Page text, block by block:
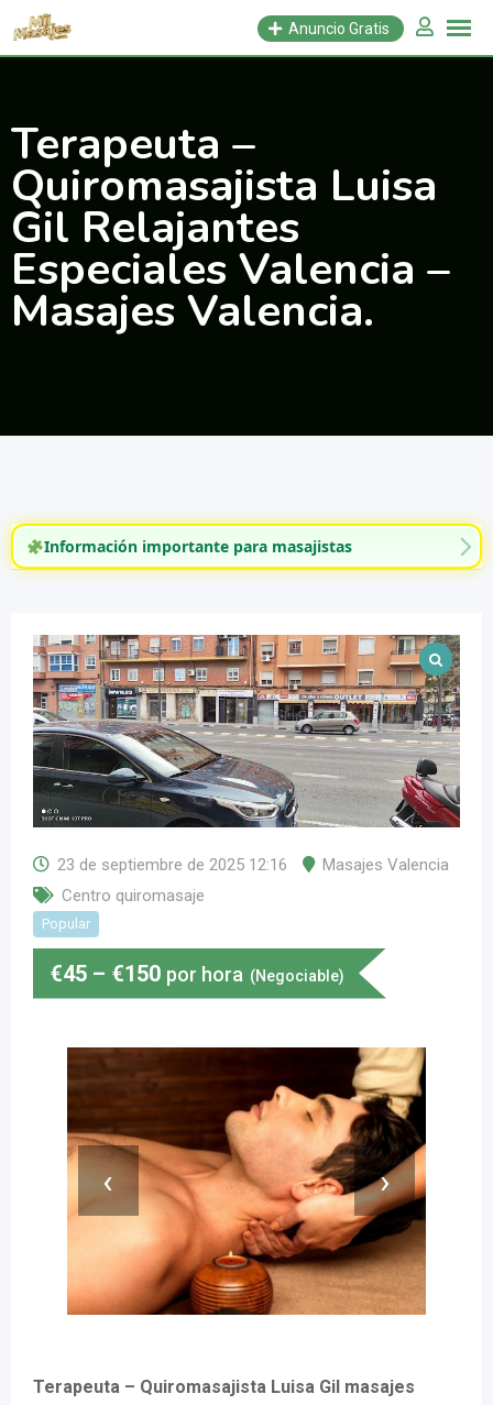
Saltar
Anuncio Gratis
Terapeuta –
Quiromasajista Luisa
Gil Relajantes
Especiales Valencia –
Masajes Valencia.
Información importante para masajistas
23 de septiembre de 2025 12:16
Masajes Valencia
Centro quiromasaje
Popular
€45 – €150 por hora (Negociable)
‹ ›
Terapeuta – Quiromasajista Luisa Gil masajes